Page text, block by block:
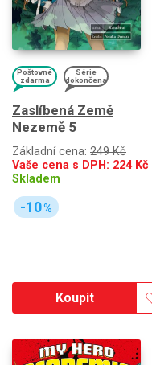
Poštovné
zdarma
Série
dokončena
Zaslíbená Země
Nezemě 5
Základní cena: 249 Kč
Vaše cena s DPH: 224Kč
Skladem
-10%
Koupit